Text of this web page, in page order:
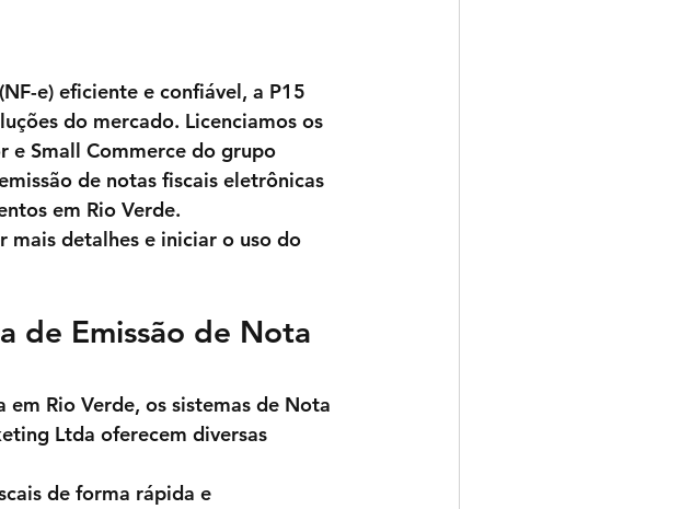
e) eficiente e confiável, a P15
do mercado. Licenciamos os
e Small Commerce do grupo
de notas fiscais eletrônicas
em Rio Verde.
mais detalhes e iniciar o uso do
de Emissão de Nota
Rio Verde, os sistemas de Nota
Ltda oferecem diversas
de forma rápida e